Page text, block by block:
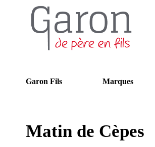
Matin de Cèpes
Garon Fils Marques